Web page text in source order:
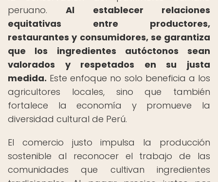
peruano.Al establecer relaciones
equitativas entre productores,
restaurantes y consumidores, se garantiza
que los ingredientes autóctonos sean
valorados y respetados en su justa
medida. Este enfoque no solo beneficia a los
agricultores locales, sino que también
fortalece la economía y promueve la
diversidad cultural de Perú.
El comercio justo impulsa la producción
sostenible al reconocer el trabajo de las
comunidades que cultivan ingredientes